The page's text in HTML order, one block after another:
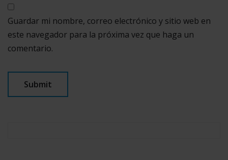
Guardar mi nombre, correo electrónico y sitio web en
este navegador para la próxima vez que haga un
comentario.